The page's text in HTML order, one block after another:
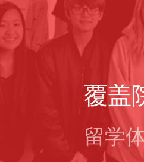
覆盖
留学